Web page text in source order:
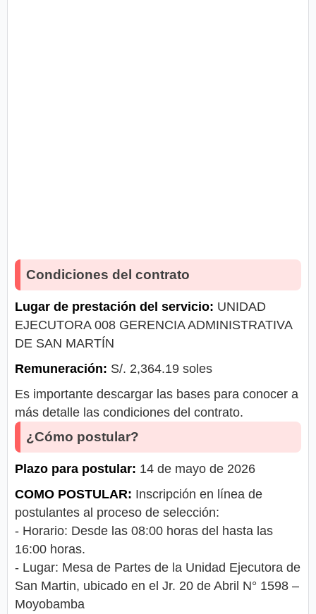
Condiciones del contrato
Lugar de prestación del servicio: UNIDAD
EJECUTORA 008 GERENCIA ADMINISTRATIVA
DE SAN MARTÍN
Remuneración: S/. 2,364.19 soles
Es importante descargar las bases para conocer a
más detalle las condiciones del contrato.
¿Cómo postular?
Plazo para postular: 14 de mayo de 2026
COMO POSTULAR: Inscripción en línea de
postulantes al proceso de selección:
- Horario: Desde las 08:00 horas del hasta las
16:00 horas.
- Lugar: Mesa de Partes de la Unidad Ejecutora de
San Martin, ubicado en el Jr. 20 de Abril N° 1598 –
Moyobamba